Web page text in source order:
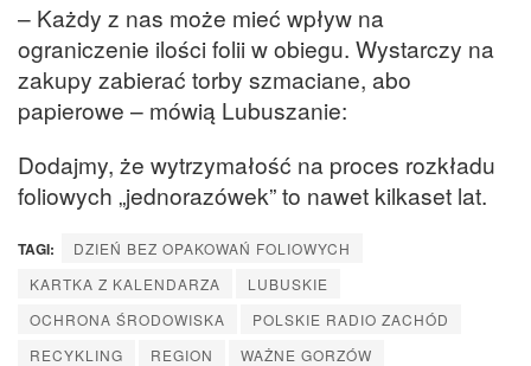
– Każdy z nas może mieć wpływ na
ograniczenie ilości folii w obiegu. Wystarczy na
zakupy zabierać torby szmaciane, abo
papierowe – mówią Lubuszanie:
Dodajmy, że wytrzymałość na proces rozkładu
foliowych „jednorazówek” to nawet kilkaset lat.
TAGI:
DZIEŃ BEZ OPAKOWAŃ FOLIOWYCH
KARTKA Z KALENDARZA
LUBUSKIE
OCHRONA ŚRODOWISKA
POLSKIE RADIO ZACHÓD
RECYKLING
REGION WAŻNE GORZÓW